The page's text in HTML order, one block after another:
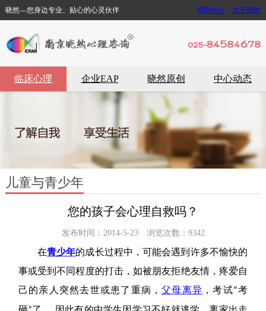
帮助中心 关于晓然
晓然---您身边专业、贴心的心灵伙伴
临床心理 企业EAP 晓然原创 中心动态
儿童与青少年
您的孩子会心理自救吗？
发布时间：2014-5-23 浏览次数：9342
在青少年的成长过程中，可能会遇到许多不愉快的
事或受到不同程度的打击，如被朋友拒绝友情，疼爱自
己的亲人突然去世或患了重病，父母离异 ，考试“考